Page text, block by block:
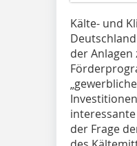
Kälte- und
der Anlagen
der Frage